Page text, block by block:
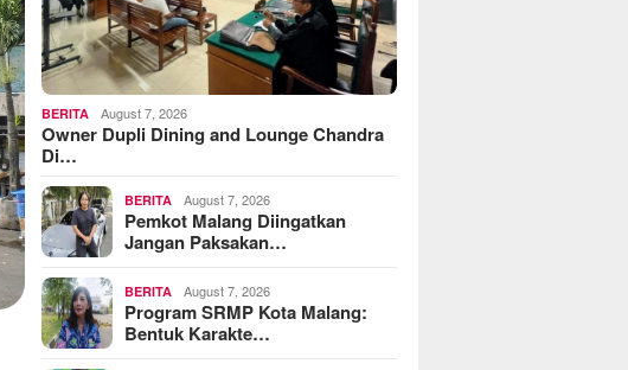
BERITA August 7, 2026
Owner Dupli Dining and Lounge Chandra
Di…
BERITA August 7, 2026
Pemkot Malang Diingatkan
Jangan Paksakan…
BERITA August 7, 2026
Program SRMP Kota Malang:
Bentuk Karakte…